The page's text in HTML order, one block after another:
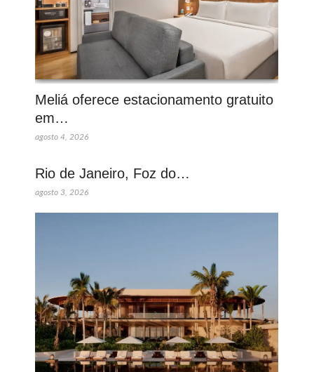
Meliá oferece estacionamento gratuito
em…
agosto 4, 2026
Rio de Janeiro, Foz do…
agosto 3, 2026